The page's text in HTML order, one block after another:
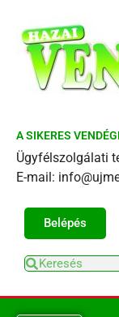
A SIKERES
Ügyfélszolgálati
E-mail:
Belépés